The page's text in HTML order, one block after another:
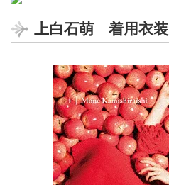
上白石萌 着用衣装